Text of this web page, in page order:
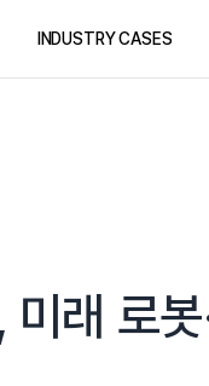
INDUSTRY CASES
미래 로